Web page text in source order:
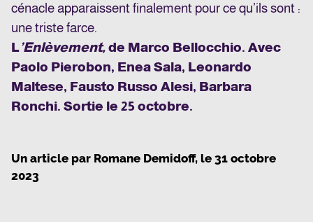
cénacle apparaissent finalement pour ce qu’ils sont :
une triste farce.
L’Enlèvement,de Marco Bellocchio. Avec
Paolo Pierobon, Enea Sala, Leonardo
Maltese, Fausto Russo Alesi, Barbara
Ronchi. Sortie le 25 octobre.
Un article par Romane Demidoff, le 31 octobre
2023